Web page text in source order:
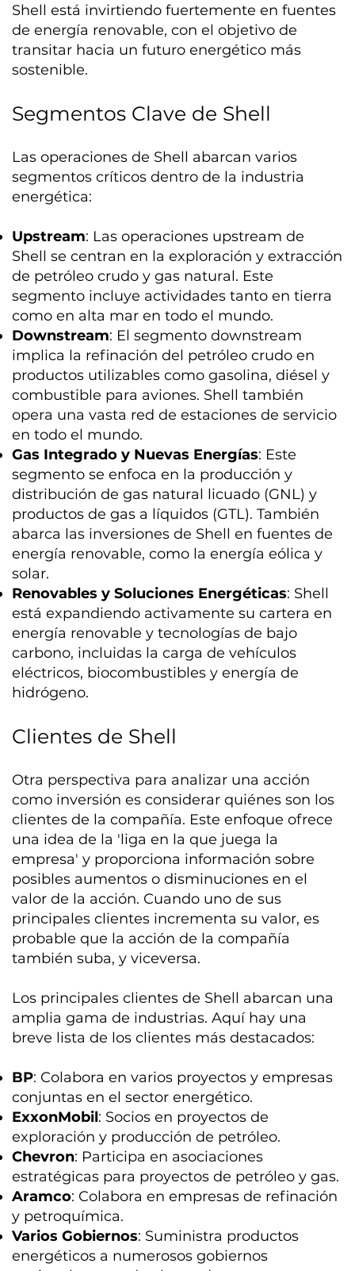
Shell está invirtiendo fuertemente en fuentes
de energía renovable, con el objetivo de
transitar hacia un futuro energético más
sostenible.
Segmentos Clave de Shell
Las operaciones de Shell abarcan varios
segmentos críticos dentro de la industria
energética:
Upstream: Las operaciones upstream de
Shell se centran en la exploración y extracción
de petróleo crudo y gas natural. Este
segmento incluye actividades tanto en tierra
como en alta mar en todo el mundo.
Downstream: El segmento downstream
implica la refinación del petróleo crudo en
productos utilizables como gasolina, diésel y
combustible para aviones. Shell también
opera una vasta red de estaciones de servicio
en todo el mundo.
Gas Integrado y Nuevas Energías: Este
segmento se enfoca en la producción y
distribución de gas natural licuado (GNL) y
productos de gas a líquidos (GTL). También
abarca las inversiones de Shell en fuentes de
energía renovable, como la energía eólica y
solar.
Renovables y Soluciones Energéticas: Shell
está expandiendo activamente su cartera en
energía renovable y tecnologías de bajo
carbono, incluidas la carga de vehículos
eléctricos, biocombustibles y energía de
hidrógeno.
Clientes de Shell
Otra perspectiva para analizar una acción
como inversión es considerar quiénes son los
clientes de la compañía. Este enfoque ofrece
una idea de la 'liga en la que juega la
empresa' y proporciona información sobre
posibles aumentos o disminuciones en el
valor de la acción. Cuando uno de sus
principales clientes incrementa su valor, es
probable que la acción de la compañía
también suba, y viceversa.
Los principales clientes de Shell abarcan una
amplia gama de industrias. Aquí hay una
breve lista de los clientes más destacados:
BP: Colabora en varios proyectos y empresas
conjuntas en el sector energético.
ExxonMobil: Socios en proyectos de
exploración y producción de petróleo.
Chevron: Participa en asociaciones
estratégicas para proyectos de petróleo y gas.
Aramco: Colabora en empresas de refinación
y petroquímica.
Varios Gobiernos: Suministra productos
energéticos a numerosos gobiernos